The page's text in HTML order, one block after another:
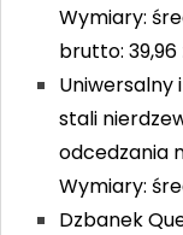
Wymiary:
brutto: 39,96
stali
odcedzania
Wymiary:
Dzbanek